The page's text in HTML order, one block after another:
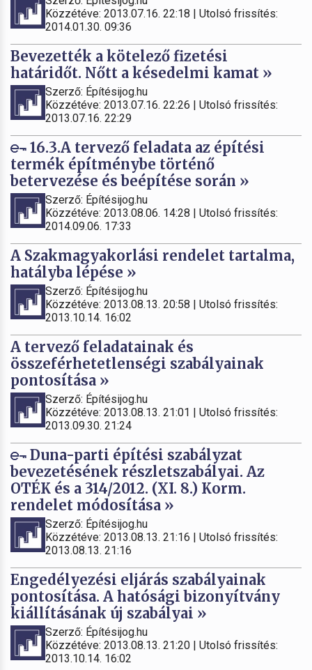
Közzétéve: 2013.07.16. 22:18 | Utolsó frissítés:
2014.01.30. 09:36
Bevezették a kötelező fizetési
határidőt. Nőtt a késedelmi kamat »
Szerző: Építésijog.hu
Közzétéve: 2013.07.16. 22:26 | Utolsó frissítés:
2013.07.16. 22:29
16.3.A tervező feladata az építési
termék építménybe történő
betervezése és beépítése során »
Szerző: Építésijog.hu
Közzétéve: 2013.08.06. 14:28 | Utolsó frissítés:
2014.09.06. 17:33
A Szakmagyakorlási rendelet tartalma,
hatályba lépése »
Szerző: Építésijog.hu
Közzétéve: 2013.08.13. 20:58 | Utolsó frissítés:
2013.10.14. 16:02
A tervező feladatainak és
összeférhetetlenségi szabályainak
pontosítása »
Szerző: Építésijog.hu
Közzétéve: 2013.08.13. 21:01 | Utolsó frissítés:
2013.09.30. 21:24
Duna-parti építési szabályzat
bevezetésének részletszabályai. Az
OTÉK és a 314/2012. (XI. 8.) Korm.
rendelet módosítása »
Szerző: Építésijog.hu
Közzétéve: 2013.08.13. 21:16 | Utolsó frissítés:
2013.08.13. 21:16
Engedélyezési eljárás szabályainak
pontosítása. A hatósági bizonyítvány
kiállításának új szabályai »
Szerző: Építésijog.hu
Közzétéve: 2013.08.13. 21:20 | Utolsó frissítés:
2013.10.14. 16:02